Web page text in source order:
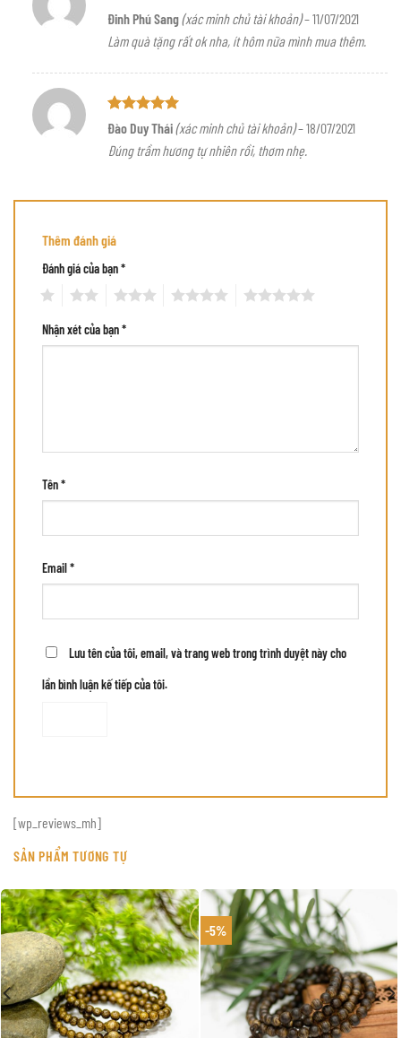
Được
xếp hạng
45 sao
Đinh Phú Sang(xác minh chủ tài khoản)–11/07/2021
Làm quà tặng rất ok nha, ít hôm nữa mình mua thêm.
Được xếp
hạng5 5
sao
Đào Duy Thái(xác minh chủ tài khoản)–18/07/2021
Đúng trầm hương tự nhiên rồi, thơm nhẹ.
Thêm đánh giá
Đánh giá của bạn*
Nhận xét của bạn*
Tên*
Email*
Lưu tên của tôi, email, và trang web trong trình duyệt này cho
lần bình luận kế tiếp của tôi.
[wp_reviews_mh]
SẢN PHẨM TƯƠNG TỰ
-5%